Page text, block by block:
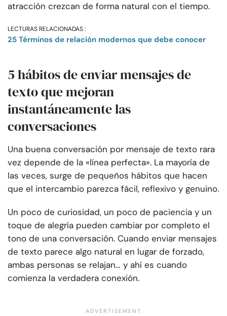
atracción crezcan de forma natural con el tiempo.
LECTURAS RELACIONADAS :
25 Términos de relación modernos que debe conocer
5 hábitos de enviar mensajes de
texto que mejoran
instantáneamente las
conversaciones
Una buena conversación por mensaje de texto rara
vez depende de la «línea perfecta». La mayoría de
las veces, surge de pequeños hábitos que hacen
que el intercambio parezca fácil, reflexivo y genuino.
Un poco de curiosidad, un poco de paciencia y un
toque de alegría pueden cambiar por completo el
tono de una conversación. Cuando enviar mensajes
de texto parece algo natural en lugar de forzado,
ambas personas se relajan… y ahí es cuando
comienza la verdadera conexión.